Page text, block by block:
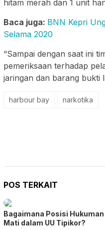
hitam merah dan 1 unit
Baca juga: BNN Kepri
Selama 2020
“Sampai dengan saat ini
pemeriksaan terhadap
jaringan dan barang bukti
harbour bay narkotika
POS TERKAIT
Bagaimana Posisi Hukuman
Mati dalam UU Tipikor?